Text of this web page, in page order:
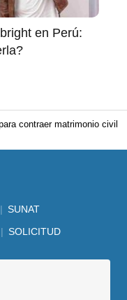
en Perú:
contraer matrimonio civil
SUNAT
SOLICITUD